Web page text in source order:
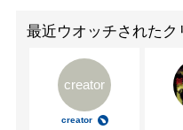
最近ウオッチされたク
creator
creator